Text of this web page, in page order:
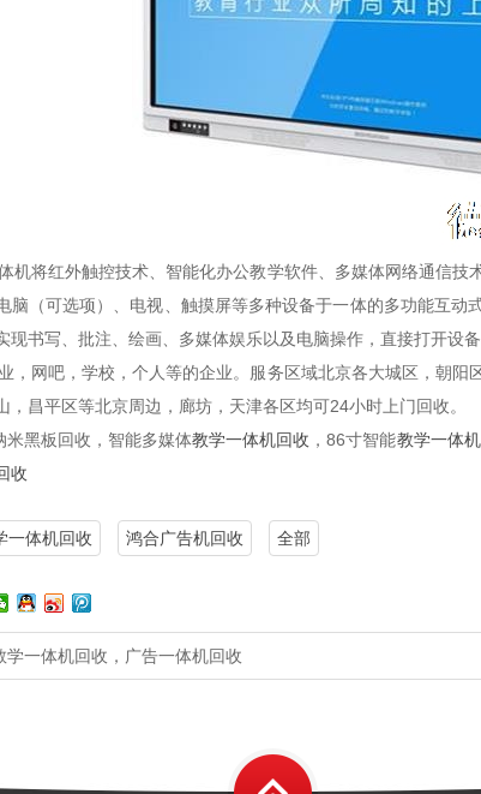
将红外触控技术、智能化办公教学软件、多媒体网络通信技
脑（可选项）、电视、触摸屏等多种设备于一体的多功能互
现书写、批注、绘画、多媒体娱乐以及电脑操作，直接打开设
网吧，学校，个人等的企业。服务区域北京各大城区，朝阳
，昌平区等北京周边，廊坊，天津各区均可24小时上门回收。
黑板回收，智能多媒体教学一体机回收 ，86寸智能教学一体
收
一体机回收 鸿合广告机回收 全部
学一体机回收，广告一体机回收